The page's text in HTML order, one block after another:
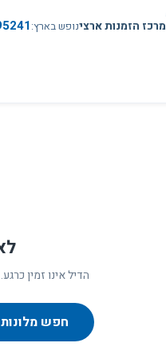
מרכז הזמנות ארצינופש בארץ
הדיל אינו זמין
חפש